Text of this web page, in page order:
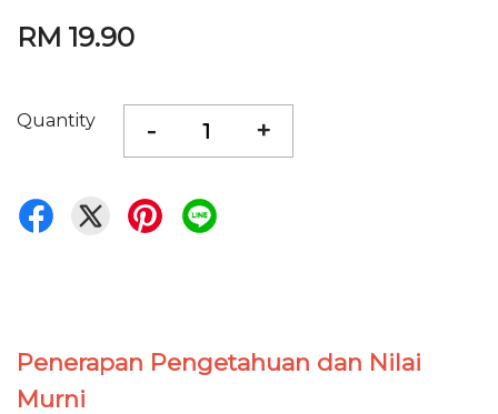
RM 19.90
Quantity - +
Penerapan Pengetahuan dan Nilai
Murni